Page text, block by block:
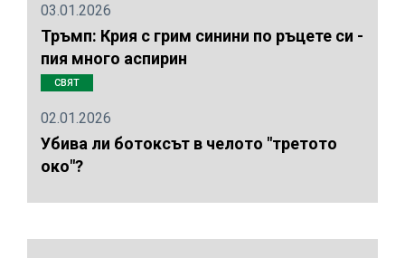
03.01.2026
Тръмп: Крия с грим синини по ръцете си -
пия много аспирин
СВЯТ
02.01.2026
Убива ли ботоксът в челото "третото
око"?